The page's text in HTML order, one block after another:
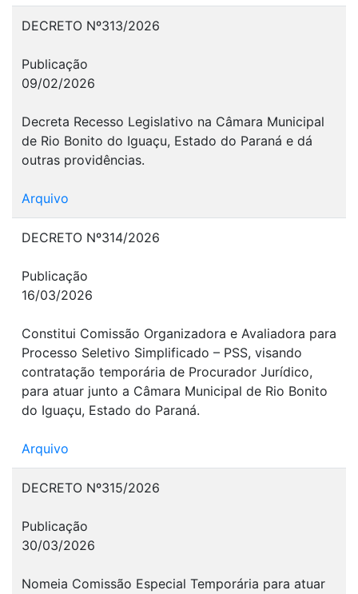
DECRETO Nº313/2026
Publicação
09/02/2026
Decreta Recesso Legislativo na Câmara Municipal
de Rio Bonito do Iguaçu, Estado do Paraná e dá
outras providências.
Arquivo
DECRETO Nº314/2026
Publicação
16/03/2026
Constitui Comissão Organizadora e Avaliadora para
Processo Seletivo Simplificado – PSS, visando
contratação temporária de Procurador Jurídico,
para atuar junto a Câmara Municipal de Rio Bonito
do Iguaçu, Estado do Paraná.
Arquivo
DECRETO Nº315/2026
Publicação
30/03/2026
Nomeia Comissão Especial Temporária para atuar